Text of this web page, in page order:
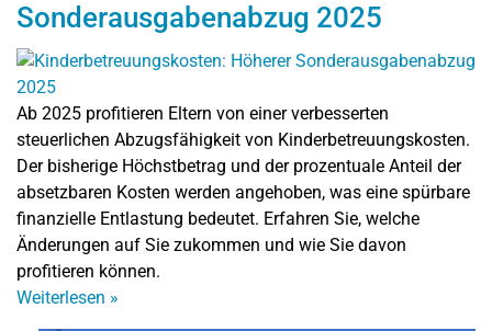
Sonderausgabenabzug 2025
Ab 2025 profitieren Eltern von einer verbesserten
steuerlichen Abzugsfähigkeit von Kinderbetreuungskosten.
Der bisherige Höchstbetrag und der prozentuale Anteil der
absetzbaren Kosten werden angehoben, was eine spürbare
finanzielle Entlastung bedeutet. Erfahren Sie, welche
Änderungen auf Sie zukommen und wie Sie davon
profitieren können.
Weiterlesen »